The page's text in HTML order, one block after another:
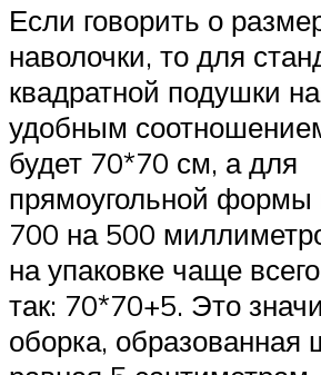
Если говорить о
наволочки, то для
квадратной подушки
удобным
будет 70*70 см, а для
прямоугольной формы
700 на 500
на упаковке чаще
так: 70*70+5. Это
оборка, образованная